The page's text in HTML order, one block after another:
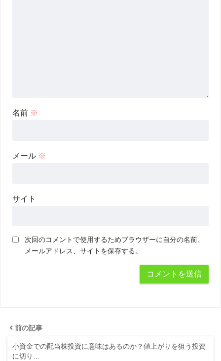
名前 ※
メール ※
サイト
次回のコメントで使用するためブラウザーに自分の名前、
メールアドレス、サイトを保存する。
前の記事
小資金での配当株投資に意味はあるのか？値上がりを狙う投資
に切り…